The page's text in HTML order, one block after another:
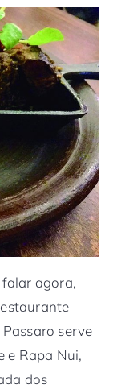
agora,
serve
e Rapa Nui,
dos